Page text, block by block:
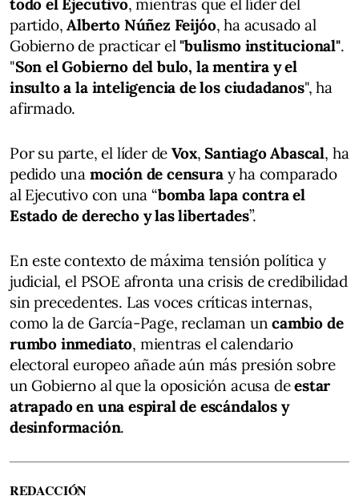
partido,Alberto Núñez Feijóo, ha acusado al
Gobierno de practicar el"bulismo institucional".
"Son el Gobierno del bulo, la mentira y el
insulto a la inteligencia de los ciudadanos", ha
afirmado.
Por su parte, el líder deVox,Santiago Abascal, ha
pedido una moción de censuray ha comparado
al Ejecutivo con una “bomba lapa contra el
Estado de derecho y las libertades”.
En este contexto de máxima tensión política y
judicial, el PSOE afronta una crisis de credibilidad
sin precedentes. Las voces críticas internas,
como la de García-Page, reclaman uncambio de
rumbo inmediato, mientras el calendario
electoral europeo añade aún más presión sobre
un Gobierno al que la oposición acusa deestar
atrapado en una espiral de escándalos y
desinformación.
REDACCIÓN